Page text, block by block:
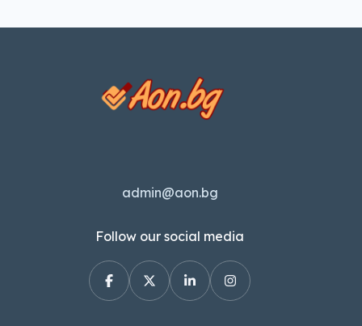
admin@aon.bg
Follow our social media